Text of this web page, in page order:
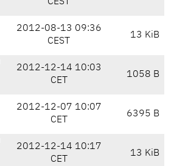
2012-08-13 09:36
CEST
13 KiB
2012-12-14 10:03
CET
1058 B
2012-12-07 10:07
CET
6395 B
2012-12-14 10:17
CET
13 KiB